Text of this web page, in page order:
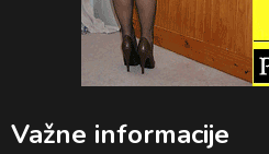
Važne informacije